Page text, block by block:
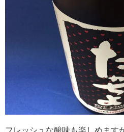
フレッシュな酸味も楽しめます